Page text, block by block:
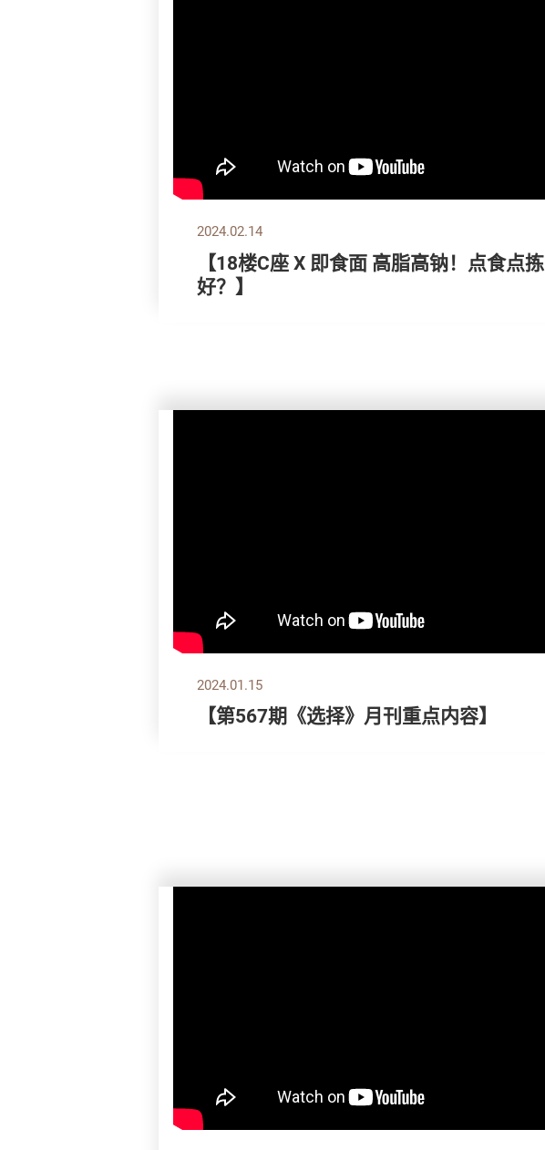
2024.02.14
【18楼C座 X 即食面 高脂高钠！点食点拣
好？】
2024.01.15
【第567期《选择》月刊重点内容】